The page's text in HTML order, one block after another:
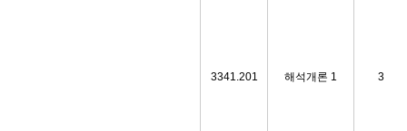
3341.201 해석개론 1 3